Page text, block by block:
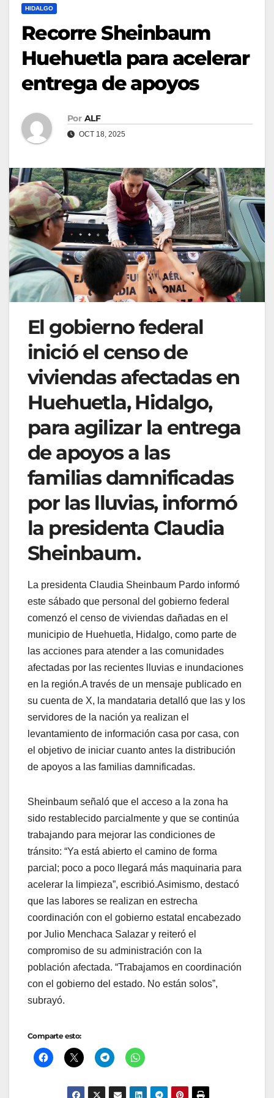
HIDALGO
Recorre Sheinbaum
Huehuetla para acelerar
entrega de apoyos
Por ALF
OCT 18, 2025
El gobierno federal
inició el censo de
viviendas afectadas en
Huehuetla, Hidalgo,
para agilizar la entrega
de apoyos a las
familias damnificadas
por las lluvias, informó
la presidenta Claudia
Sheinbaum.
La presidenta Claudia Sheinbaum Pardo informó
este sábado que personal del gobierno federal
comenzó el censo de viviendas dañadas en el
municipio de Huehuetla, Hidalgo, como parte de
las acciones para atender a las comunidades
afectadas por las recientes lluvias e inundaciones
en la región.A través de un mensaje publicado en
su cuenta de X, la mandataria detalló que las y los
servidores de la nación ya realizan el
levantamiento de información casa por casa, con
el objetivo de iniciar cuanto antes la distribución
de apoyos a las familias damnificadas.
Sheinbaum señaló que el acceso a la zona ha
sido restablecido parcialmente y que se continúa
trabajando para mejorar las condiciones de
tránsito: “Ya está abierto el camino de forma
parcial; poco a poco llegará más maquinaria para
acelerar la limpieza”, escribió.Asimismo, destacó
que las labores se realizan en estrecha
coordinación con el gobierno estatal encabezado
por Julio Menchaca Salazar y reiteró el
compromiso de su administración con la
población afectada. “Trabajamos en coordinación
con el gobierno del estado. No están solos”,
subrayó.
Comparte esto: